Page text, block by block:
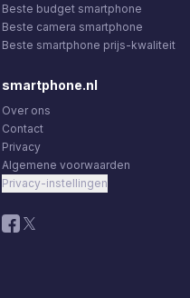
Beste budget smartphone
Beste camera smartphone
Beste smartphone prijs-kwaliteit
smartphone.nl
Over ons
Contact
Privacy
Algemene voorwaarden
Privacy-instellingen